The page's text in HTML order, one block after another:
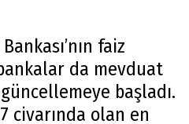
faiz
da mevduat
başladı.
civarında olan en